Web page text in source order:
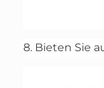
8. Bieten Sie